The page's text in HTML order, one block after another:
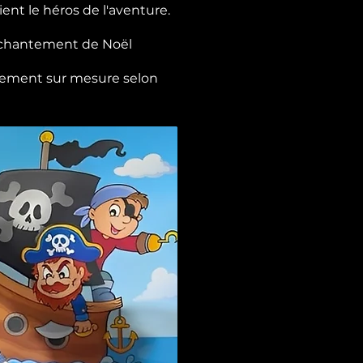
le héros de l'aventure.
de Noël
sur mesure selon